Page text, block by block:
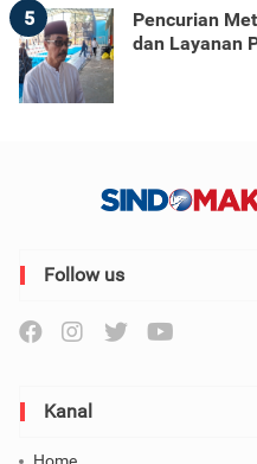
5
Pencurian
dan Layanan
Follow us
Kanal
Home